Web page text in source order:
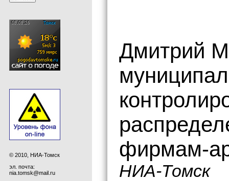
© 2010, НИА-Томск
эл. почта:
nia.tomsk@mail.ru
Дмитрий
фирмам-
НИА-Томск